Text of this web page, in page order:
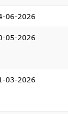
06-2026
05-2026
03-2026